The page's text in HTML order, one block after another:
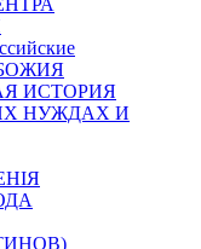
ИСТОРИЯ
НУЖДАХ И